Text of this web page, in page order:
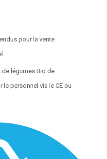
pour la vente
légumes Bio de
personnel via le CE ou